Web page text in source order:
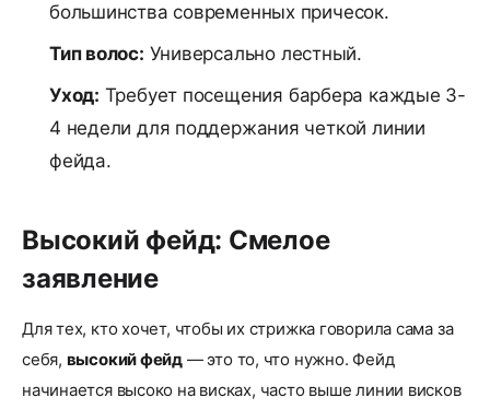
большинства современных причесок.
Тип волос: Универсально лестный.
Уход: Требует посещения барбера каждые 3-
4 недели для поддержания четкой линии
фейда.
Высокий фейд: Смелое
заявление
Для тех, кто хочет, чтобы их стрижка говорила сама за
себя, высокий фейд — это то, что нужно. Фейд
начинается высоко на висках, часто выше линии висков